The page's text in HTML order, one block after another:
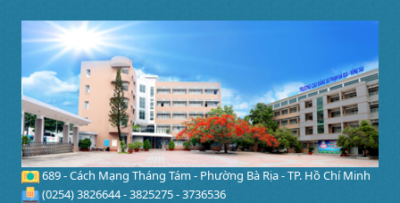
689 - Cách Mạng Tháng Tám - Phường Bà Rịa - TP. Hồ Chí Minh
(0254) 3826644 - 3825275 - 3736536